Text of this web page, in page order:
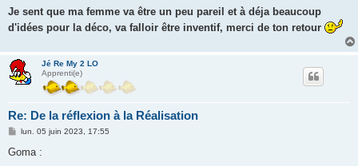
Je sent que ma femme va être un peu pareil et à déja beaucoup
d'idées pour la déco, va falloir être inventif, merci de ton retour
Jé Re My 2 LO
Apprenti(e)
Re: De la réflexion à la Réalisation
M
s
lun. 05 juin 2023, 17:55
Goma :